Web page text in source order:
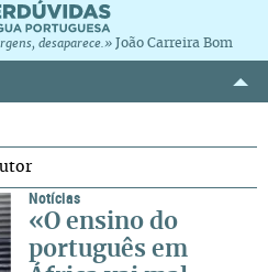
desaparece.» João Carreira Bom
Notícias
«O ensino do
português em